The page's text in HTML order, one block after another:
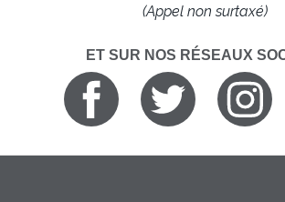
(Appel non surtaxé)
ET SUR NOS RÉSEAUX